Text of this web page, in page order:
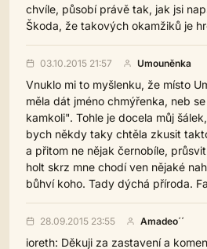
chvíle, působí právě tak, jak jsi
Škoda, že takových okamžiků je
03.10.2015 21:57 Umouněnka
Vnuklo mi to myšlenku, že místo
měla dát jméno chmýřenka, neb
kamkoli". Tohle je docela můj
bych někdy taky chtěla zkusit
a přitom ne nějak černobíle,
holt skrz mne chodí ven nějaké
bůhví koho. Tady dýchá příroda.
28.09.2015 23:55 Amadeo´´
ioreth: Děkuji za zastavení a